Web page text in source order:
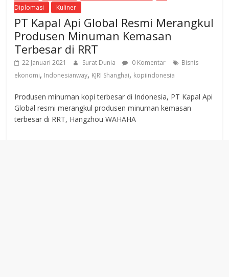
Diplomasi
Kuliner
PT Kapal Api Global Resmi Merangkul
Produsen Minuman Kemasan
Terbesar di RRT
22 Januari 2021 Surat Dunia 0 Komentar
Bisnis
ekonomi, Indonesianway, KJRI Shanghai, kopiindonesia
Produsen minuman kopi terbesar di Indonesia, PT Kapal Api
Global resmi merangkul produsen minuman kemasan
terbesar di RRT, Hangzhou WAHAHA